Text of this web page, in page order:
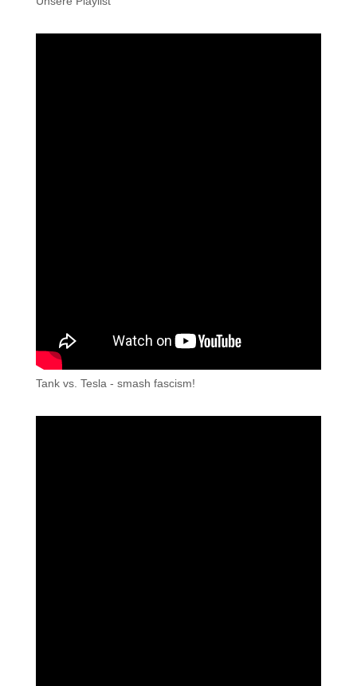
Tank vs. Tesla - smash fascism!